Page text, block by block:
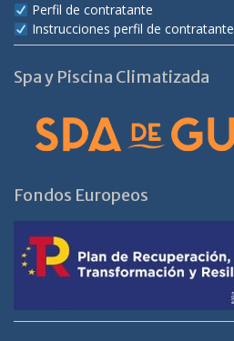
Perfil de contratante
Instrucciones perfil de contratante
Spa y Piscina Climatizada
Fondos Europeos